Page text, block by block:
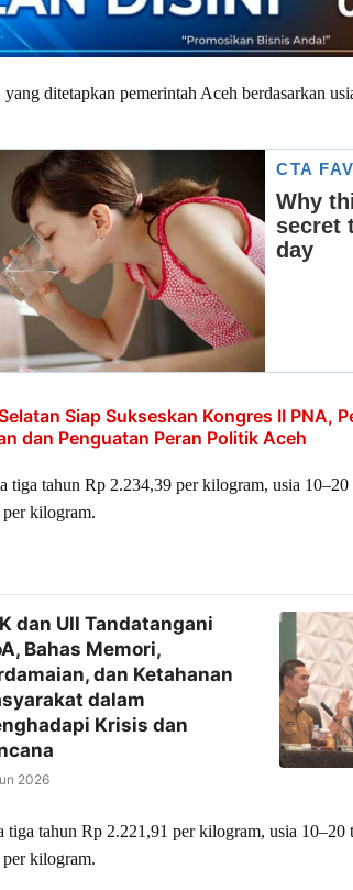
ditetapkan pemerintah Aceh berdasarkan
Siap Sukseskan Kongres II PNA,
dan Penguatan Peran Politik Aceh
tiga tahun Rp 2.234,39 per kilogram, usia
kilogram.
dan UII Tandatangani
Bahas Memori,
dan Ketahanan
dalam
Krisis dan
2026
tiga tahun Rp 2.221,91 per kilogram, usia
kilogram.